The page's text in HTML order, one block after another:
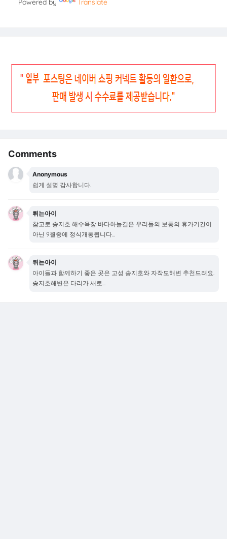
Powered by Translate
Comments
Anonymous
쉽게 설명 감사합니다.
튀는아이
참고로 송지호 해수욕장 바다하늘길은 우리들의 보통의 휴가기간이
아닌 9월중에 정식개통됩니다...
튀는아이
아이들과 함께하기 좋은 곳은 고성 송지호와 자작도해변 추천드려요.
송지호해변은 다리가 새로...